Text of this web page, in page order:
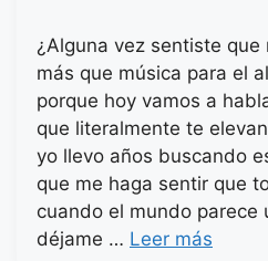
¿Alguna vez sentiste
más que música para el
porque hoy vamos a
que literalmente te
yo llevo años buscando
que me haga sentir que
cuando el mundo parece
déjame … Leer más